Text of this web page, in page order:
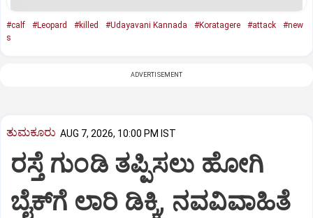
#calf #Leopard #killed #Udayavani Kannada #Koratagere #attack
#new
s
ADVERTISEMENT
ತುಮಕೂರು AUG 7, 2026, 10:00 PM IST
ರಸ್ತೆ ಗುಂಡಿ ತಪ್ಪಿಸಲು ಹೋಗಿ
ಬೈಕ್‌ಗೆ ಲಾರಿ ಡಿಕ್ಕಿ, ನವವಿವಾಹಿತೆ